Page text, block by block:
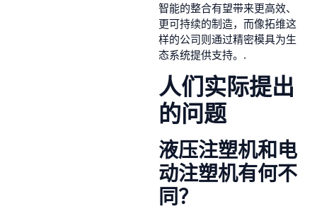
智能的整合有望带来更高效、
更可持续的制造，而像拓维这
样的公司则通过精密模具为生
态系统提供支持。.
人们实际提出
的问题
液压注塑机和电
动注塑机有何不
同？